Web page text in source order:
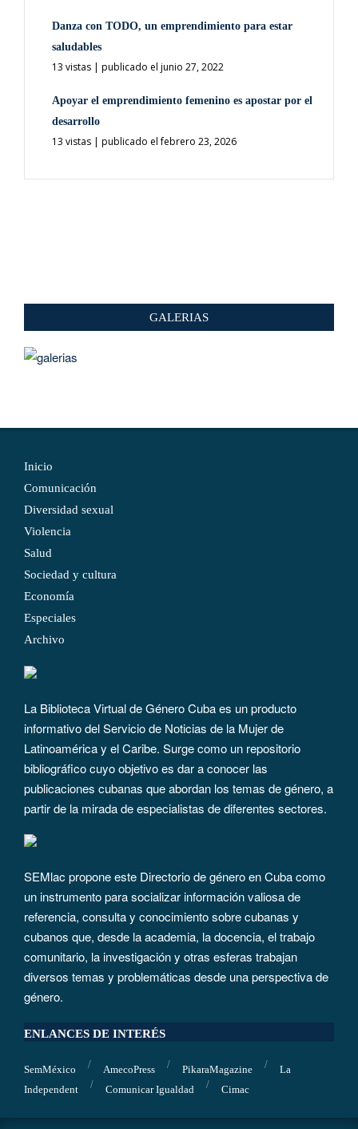
Danza con TODO, un emprendimiento para estar
saludables
13 vistas | publicado el junio 27, 2022
Apoyar el emprendimiento femenino es apostar por el
desarrollo
13 vistas | publicado el febrero 23, 2026
GALERIAS
Inicio
Comunicación
Diversidad sexual
Violencia
Salud
Sociedad y cultura
Economía
Especiales
Archivo
La Biblioteca Virtual de Género Cuba es un producto
informativo del Servicio de Noticias de la Mujer de
Latinoamérica y el Caribe. Surge como un repositorio
bibliográfico cuyo objetivo es dar a conocer las
publicaciones cubanas que abordan los temas de género, a
partir de la mirada de especialistas de diferentes sectores.
SEMlac propone este Directorio de género en Cuba como
un instrumento para socializar información valiosa de
referencia, consulta y conocimiento sobre cubanas y
cubanos que, desde la academia, la docencia, el trabajo
comunitario, la investigación y otras esferas trabajan
diversos temas y problemáticas desde una perspectiva de
género.
ENLANCES DE INTERÉS
SemMéxico AmecoPress PikaraMagazine
La
Independent
Comunicar Igualdad Cimac